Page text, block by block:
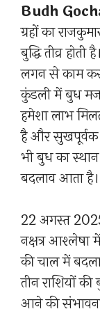
Budh
ग्रहों का
बुद्धि तीव्र
लगन से काम
कुंडली में बुध
हमेशा लाभ
है और सुखपूर्वक
भी बुध का स्थान
बदलाव आता है।
22 अगस्त
नक्षत्र आश्लेषा
की चाल में
तीन राशियों
आने की